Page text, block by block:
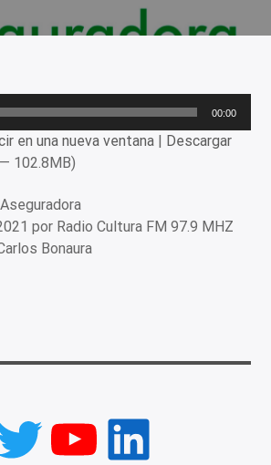
00:00
en una nueva ventana | Descargar
102.8MB)
por Radio Cultura FM 97.9 MHZ
Bonaura
YouTube
LinkedIn